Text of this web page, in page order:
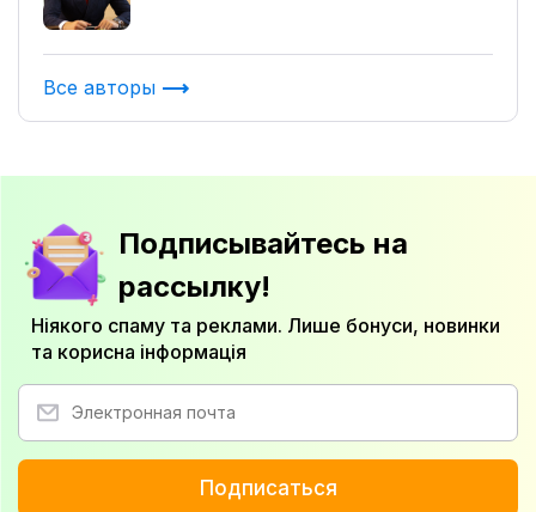
Все авторы
Подписывайтесь на
рассылку!
Ніякого спаму та реклами. Лише бонуси, новинки
та корисна інформація
Подписаться